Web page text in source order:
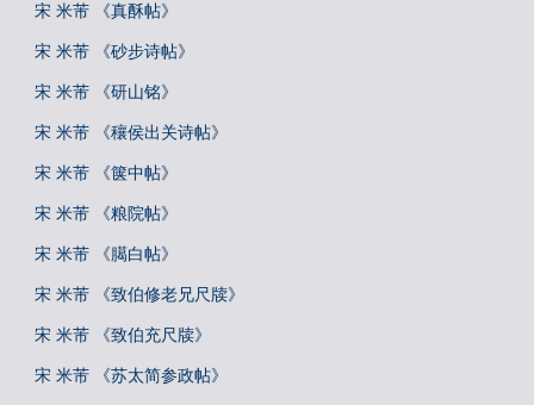
宋 米芾 《真酥帖》
宋 米芾 《砂步诗帖》
宋 米芾 《研山铭》
宋 米芾 《穰侯出关诗帖》
宋 米芾 《箧中帖》
宋 米芾 《粮院帖》
宋 米芾 《臈白帖》
宋 米芾 《致伯修老兄尺牍》
宋 米芾 《致伯充尺牍》
宋 米芾 《苏太简参政帖》